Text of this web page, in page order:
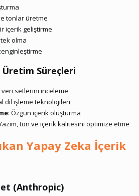
tonlar üretme
içerik geliştirme
olma
Süreçleri​
veri setlerini inceleme
dil işleme teknolojileri
: Özgün içerik oluşturma
ton ve içerik kalitesini optimize etme
Yapay Zeka İçerik
(Anthropic)​